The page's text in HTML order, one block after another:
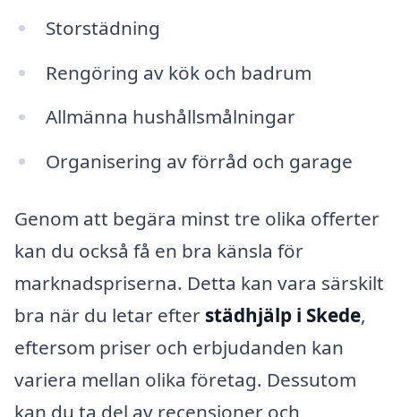
Storstädning
Rengöring av kök och badrum
Allmänna hushållsmålningar
Organisering av förråd och garage
Genom att begära minst tre olika offerter
kan du också få en bra känsla för
marknadspriserna. Detta kan vara särskilt
bra när du letar efter städhjälp i Skede,
eftersom priser och erbjudanden kan
variera mellan olika företag. Dessutom
kan du ta del av recensioner och